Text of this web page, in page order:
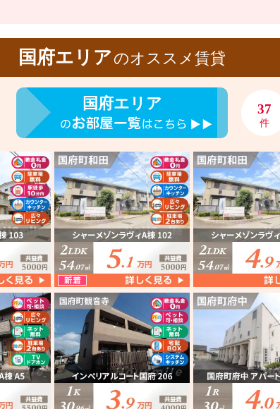
国府エリアのオススメ賃貸
国府エリア 37
件